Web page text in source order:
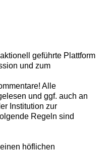
geführte Plattform
und zum
Alle
und ggf. auch an
Institution zur
Regeln sind
höflichen